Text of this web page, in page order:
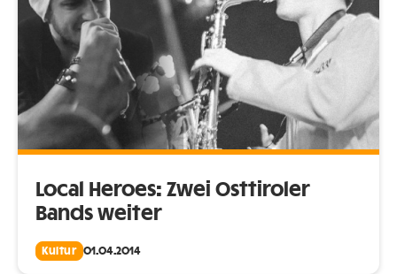
Local Heroes: Zwei Osttiroler
Bands weiter
Kultur 01.04.2014